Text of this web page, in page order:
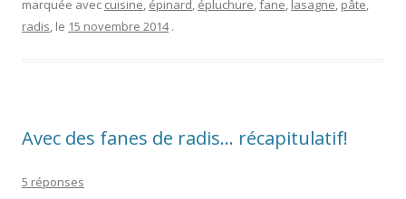
marquée avec cuisine, épinard, épluchure,fane, lasagne, pâte,
radis, le 15 novembre 2014 .
Avec des fanes de radis… récapitulatif!
5 réponses